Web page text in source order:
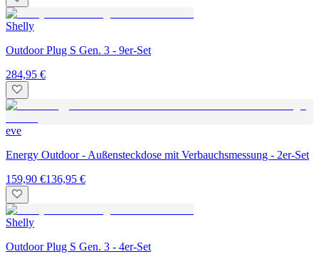
Shelly
Outdoor Plug S Gen. 3 - 9er-Set
284,95 €
eve
Energy Outdoor - Außensteckdose mit Verbauchsmessung - 2er-Set
159,90 €136,95 €
Shelly
Outdoor Plug S Gen. 3 - 4er-Set